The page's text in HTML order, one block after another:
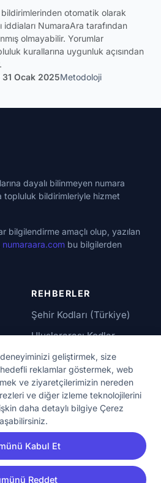
geliştirmek, size
reklamlar göstermek, web
ve ziyaretçilerimizin nereden
ve diğer izleme teknolojilerini
daha detaylı bilgiye Çerez
Kabul Et
Reddet
bildirimlerinden otomatik olarak
iddiaları NumaraAra tarafından
olmayabilir. Yorumlar
kurallarına uygunluk açısından
31 Ocak 2025Metodoloji
dayalı bilinmeyen numara
bildirimleriyle hizmet
bilgilendirme amaçlı olup, yazılan
numaraara.com bu bilgilerden
REHBERLER
Şehir Kodları (Türkiye)
Uluslararası Kodlar
Güvenilir Numaralar